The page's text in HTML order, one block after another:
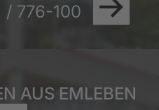
/ 776-100
AUS EMLEBEN